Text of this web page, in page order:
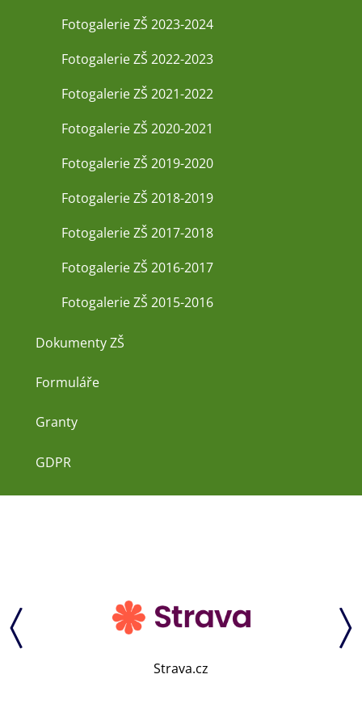
Fotogalerie ZŠ 2023-2024
Fotogalerie ZŠ 2022-2023
Fotogalerie ZŠ 2021-2022
Fotogalerie ZŠ 2020-2021
Fotogalerie ZŠ 2019-2020
Fotogalerie ZŠ 2018-2019
Fotogalerie ZŠ 2017-2018
Fotogalerie ZŠ 2016-2017
Fotogalerie ZŠ 2015-2016
Dokumenty ZŠ
Formuláře
Granty
GDPR
Obec Plavsko